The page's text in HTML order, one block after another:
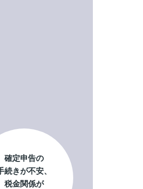
確定申告の
続きが不安、
税金関係が